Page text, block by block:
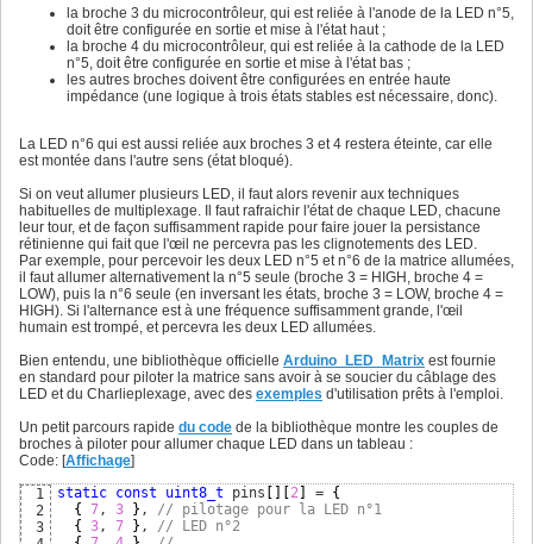
la broche 3 du microcontrôleur, qui est reliée à l'anode de la LED n°5,
doit être configurée en sortie et mise à l'état haut ;
la broche 4 du microcontrôleur, qui est reliée à la cathode de la LED
n°5, doit être configurée en sortie et mise à l'état bas ;
les autres broches doivent être configurées en entrée haute
impédance (une logique à trois états stables est nécessaire, donc).
La LED n°6 qui est aussi reliée aux broches 3 et 4 restera éteinte, car elle
est montée dans l'autre sens (état bloqué).
Si on veut allumer plusieurs LED, il faut alors revenir aux techniques
habituelles de multiplexage. Il faut rafraichir l'état de chaque LED, chacune
leur tour, et de façon suffisamment rapide pour faire jouer la persistance
rétinienne qui fait que l'œil ne percevra pas les clignotements des LED.
Par exemple, pour percevoir les deux LED n°5 et n°6 de la matrice allumées,
il faut allumer alternativement la n°5 seule (broche 3 = HIGH, broche 4 =
LOW), puis la n°6 seule (en inversant les états, broche 3 = LOW, broche 4 =
HIGH). Si l'alternance est à une fréquence suffisamment grande, l'œil
humain est trompé, et percevra les deux LED allumées.
Bien entendu, une bibliothèque officielle Arduino_LED_Matrix est fournie
en standard pour piloter la matrice sans avoir à se soucier du câblage des
LED et du Charlieplexage, avec des exemples d'utilisation prêts à l'emploi.
Un petit parcours rapide du code de la bibliothèque montre les couples de
broches à piloter pour allumer chaque LED dans un tableau :
Code: [Affichage]
1
2
3
static const uint8_t pins 2 = {
{
7, 3 } , // pilotage pour la LED n°1
{
3, 7 } , // LED n°2